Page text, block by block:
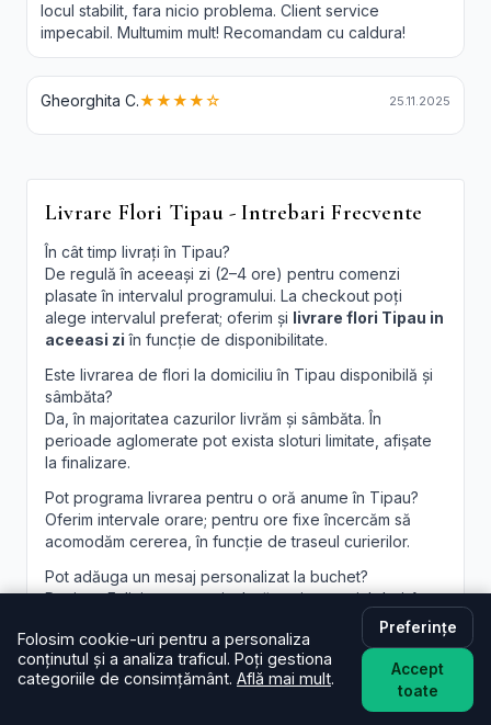
locul stabilit, fara nicio problema. Client service
impecabil. Multumim mult! Recomandam cu caldura!
Gheorghita C.★★★★☆ 25.11.2025
Livrare Flori Tipau - Intrebari Frecvente
În cât timp livrați în Tipau?
De regulă în aceeași zi (2–4 ore) pentru comenzi
plasate în intervalul programului. La checkout poți
alege intervalul preferat; oferim și livrare flori Tipau in
aceeasi zi în funcție de disponibilitate.
Este livrarea de flori la domiciliu în Tipau disponibilă și
sâmbăta?
Da, în majoritatea cazurilor livrăm și sâmbăta. În
perioade aglomerate pot exista sloturi limitate, afișate
la finalizare.
Pot programa livrarea pentru o oră anume în Tipau?
Oferim intervale orare; pentru ore fixe încercăm să
acomodăm cererea, în funcție de traseul curierilor.
Pot adăuga un mesaj personalizat la buchet?
Desigur. Felicitarea este inclusă; scrie mesajul dorit în
câmpul dedicat, iar noi îl vom imprima lizibil. Realizăm și
aranjamente florale Tipaupersonalizate, la cerere.
Folosim cookie-uri pentru a personaliza
conținutul și a analiza traficul. Poți gestiona
categoriile de consimțământ. Află mai mult.
Preferințe
Accept
toate